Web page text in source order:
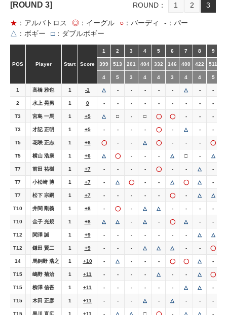
[ROUND 3] ROUND 1 2 3
★ ：アルバトロス ◎ ：イーグル ○ ：バーディ - ：パー
△ ：ボギー □：ダブルボギー
POS Player Start Score
1 2 3 4 5 6 7 8 9
399 513 201 404 332 146 400 422 511
4 5 3 4 4 3 4 4 5
1 髙橋 雅也 1 -1 △ - - - - - △ - -
2 水上 晃男 1 0 - - - - - - - - -
T3 宮島 一馬 1 +5 △ □ - □ ◯ ◯ - - -
T3 才記 正明 1 +5 - - - - ◯ - △ - -
T5 花咲 正志 1 +6 ◯ - - △ ◯ - - - ◯
T5 横山 浩康 1 +6 △ ◯ - - - △ □ - △
T7 前田 祐樹 1 +7 - - - - ◯ - - △ -
T7 小松崎 博 1 +7 - △ ◯ - - △ ◯ △ -
T7 松下 宗嗣 1 +7 - - - - - ◯ - △ △
T10 井関 剛義 1 +8 - ◯ - △ △ - - - -
T10 金子 光規 1 +8 △ △ - △ - ◯ △ - -
T12 関澤 誠 1 +9 - - - - - - - △ △
T12 鎌田 賢二 1 +9 - - - △ △ △ - - ◯
14 馬飼野 浩之 1 +10 - △ - - - ◯ ◯ △ -
T15 嶋野 菊治 1 +11 - - - - △ - - △ ◯
T15 柳澤 信吾 1 +11 - - - - - - △ △ -
T15 木田 正彦 1 +11 - - - △ - △ - - -
T15 黒川 直広 1 +11 - △ △ □ ◯ - △ △ -